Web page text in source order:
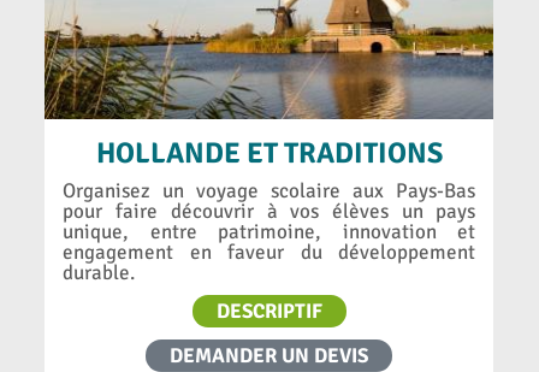
HOLLANDE ET TRADITIONS
Organisez un voyage scolaire aux Pays-Bas
pour faire découvrir à vos élèves un pays
unique, entre patrimoine, innovation et
engagement en faveur du développement
durable.
DESCRIPTIF
DEMANDER UN DEVIS